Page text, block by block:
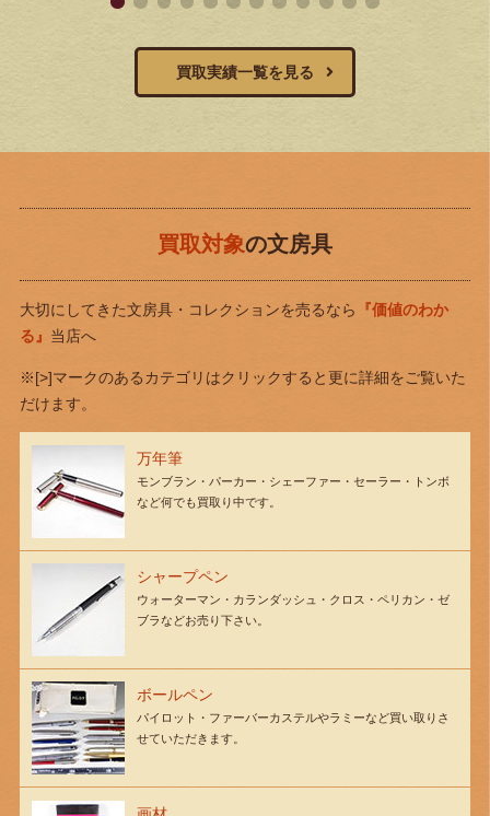
買取実績一覧を見る
買取対象の文房具
大切にしてきた文房具・コレクションを売るなら
『価値のわか
る』 当店へ
※[>]マークのあるカテゴリはクリックすると更に詳細をご覧いた
だけます。
万年筆
モンブラン・パーカー・シェーファー・セーラー・トンボ
など何でも買取り中です。
シャープペン
ウォーターマン・カランダッシュ・クロス・ペリカン・ゼ
ブラなどお売り下さい。
ボールペン
パイロット・ファーバーカステルやラミーなど買い取りさ
せていただきます。